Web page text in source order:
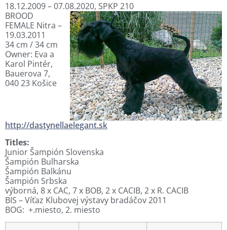
18.12.2009 – 07.08.2020, SPKP 210
BROOD
FEMALE Nitra –
19.03.2011
34 cm / 34 cm
Owner: Eva a
Karol Pintér,
Bauerova 7,
040 23 Košice
http://dastynellaelegant.sk
Titles:
Junior Šampión Slovenska
Šampión Bulharska
Šampión Balkánu
Šampión Srbska
výborná, 8 x CAC, 7 x BOB, 2 x CACIB, 2 x R. CACIB
BIS – Víťaz Klubovej výstavy bradáčov 2011
BOG: +.miesto, 2. miesto